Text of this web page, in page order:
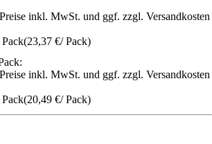
inkl. MwSt. und ggf. zzgl. Versandkosten
(23,37 €/ Pack)
inkl. MwSt. und ggf. zzgl. Versandkosten
(20,49 €/ Pack)